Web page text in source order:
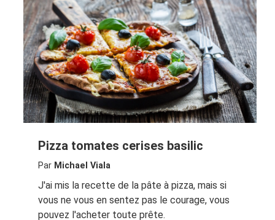
Pizza tomates cerises basilic
Par Michael Viala
J'ai mis la recette de la pâte à pizza, mais si
vous ne vous en sentez pas le courage, vous
pouvez l'acheter toute prête.